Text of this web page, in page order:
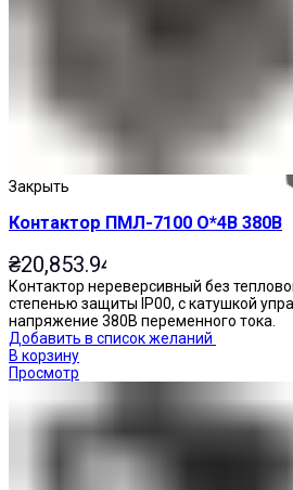
Реле тепловые
Закрыть
Контактор ПМЛ-7100 О*4В 380В
₴20,853.94
Контактор нереверсивный без
степенью защиты IP00, с катушкой
напряжение 380В переменного тока.
Добавить в список желаний
В корзину
Просмотр